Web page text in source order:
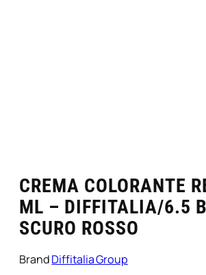
CREMA COLORANTE
ML – DIFFITALIA/6.5
SCURO ROSSO
BrandDiffitalia Group